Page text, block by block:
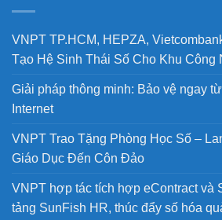
VNPT TP.HCM, HEPZA,
Tạo Hệ Sinh Thái Số Cho Khu Công
Giải pháp thông minh: Bảo vệ ngay
Internet
VNPT Trao Tặng Phòng Học Số –
Giáo Dục Đến Côn Đảo
VNPT hợp tác tích hợp eContract và
tảng SunFish HR, thúc đẩy số hóa